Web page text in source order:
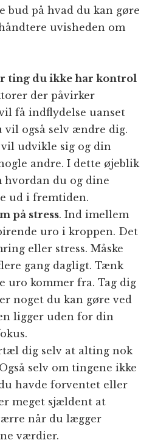
bud på hvad du kan gøre
uvisheden om
ting du ikke har kontrol
der påvirker
få indflydelse uanset
vil også selv ændre dig.
udvikle sig og din
andre. I dette øjeblik
hvordan du og dine
ud i fremtiden.
på stress. Ind imellem
uro i kroppen. Det
eller stress. Måske
gang dagligt. Tænk
uro kommer fra. Tag dig
noget du kan gøre ved
ligger uden for din
dig selv at alting nok
selv om tingene ikke
havde forventet eller
meget sjældent at
når du lægger
værdier.